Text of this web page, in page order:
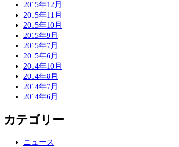
2015年12月
2015年11月
2015年10月
2015年9月
2015年7月
2015年6月
2014年10月
2014年8月
2014年7月
2014年6月
カテゴリー
ニュース